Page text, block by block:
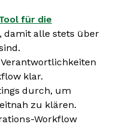
für die
, damit alle stets über
klar.
durch, um
zu klären.
Workflow